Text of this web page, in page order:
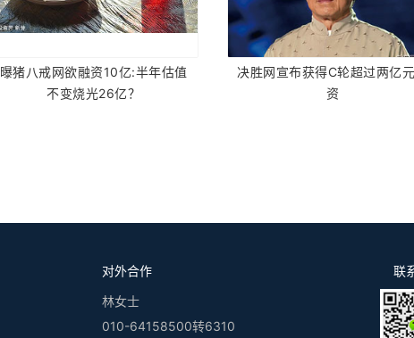
曝猪八戒网欲融资10亿:半年估值
不变烧光26亿？
决胜网宣布获得C轮超过两亿
资
对外合作
林女士
010-64158500转6310
联